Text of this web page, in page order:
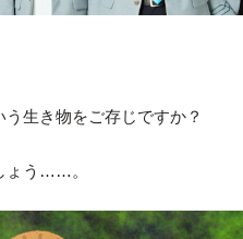
う生き物をご存じですか？
ょう……。